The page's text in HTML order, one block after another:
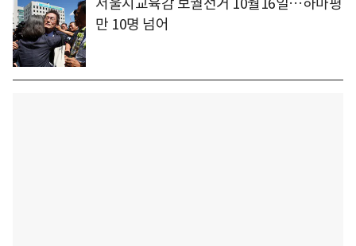
만 10명 넘어